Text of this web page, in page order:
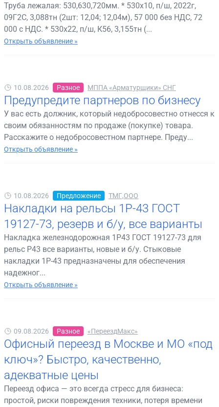
Труба лежалая: 530,630,720мм. * 530х10, п/ш, 2022г,
09Г2С, 3,088тн (2шт: 12,04; 12,04м), 57 000 без НДС, 72
000 с НДС. * 530х22, п/ш, К56, 3,155тн (...
Открыть объявление »
10.08.2026 Разное МППА «Арматурщики» СНГ
Предупредите партнеров по бизнесу
У вас есть должник, который недобросовестно отнесся к
своим обязанностям по продаже (покупке) товара.
Расскажите о недобросовестном партнере. Преду...
Открыть объявление »
10.08.2026 Предложение ТМГ,ООО
Накладки на рельсы 1Р-43 ГОСТ
19127-73, резерв и б/у, все варианты
Накладка железнодорожная 1Р43 ГОСТ 19127-73 для
рельс Р43 все варианты, новые и б/у. Стыковые
накладки 1Р-43 предназначены для обеспечения
надежног...
Открыть объявление »
09.08.2026 Разное «ПереездМакс»
Офисный переезд в Москве и МО «под
ключ»? Быстро, качественно,
адекватные цены
Переезд офиса — это всегда стресс для бизнеса:
простой, риски повреждения техники, потеря времени